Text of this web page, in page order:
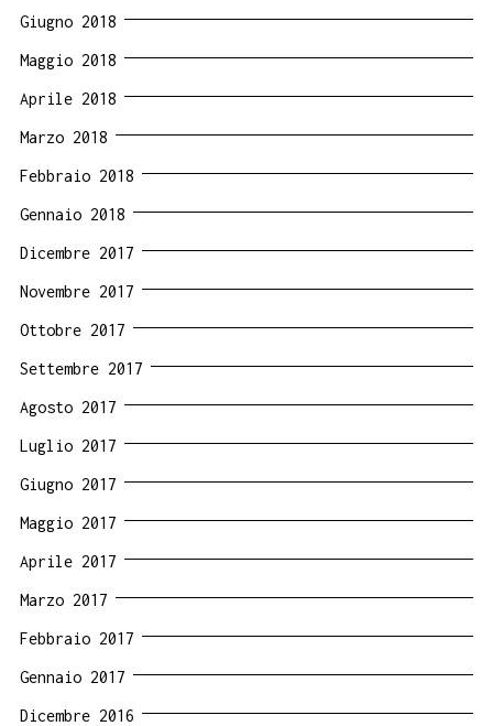
Giugno 2018
Maggio 2018
Aprile 2018
Marzo 2018
Febbraio 2018
Gennaio 2018
Dicembre 2017
Novembre 2017
Ottobre 2017
Settembre 2017
Agosto 2017
Luglio 2017
Giugno 2017
Maggio 2017
Aprile 2017
Marzo 2017
Febbraio 2017
Gennaio 2017
Dicembre 2016